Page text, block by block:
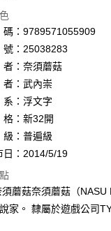
先享後付
先享後付是「在收到商品之
心！
單：不需註冊會員、不需綁卡
利：只要手機號碼，簡訊認證
：先確認商品／服務後，再
帳方式選擇「AFTEE先享
頁面，進行簡訊認證並確認
成立數日內，您將收到繳費
繳費通知簡訊後14天內，
網路銀行／等多元方式進行
式
付款
，滿NT$500(含以上)
家取貨
，滿NT$500(含以上)
：9789571055909
：25038283
：奈須蘑菇
：武內崇
：浮文字
：新32開
：普遍級
日：2014/5/19
蘑菇奈須蘑菇（
家。 隸屬於遊戲公司